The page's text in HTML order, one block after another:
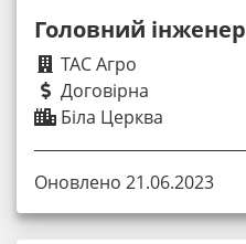
Головний інженер
ТАС Агро
Договірна
Біла Церква
Оновлено 21.06.2023